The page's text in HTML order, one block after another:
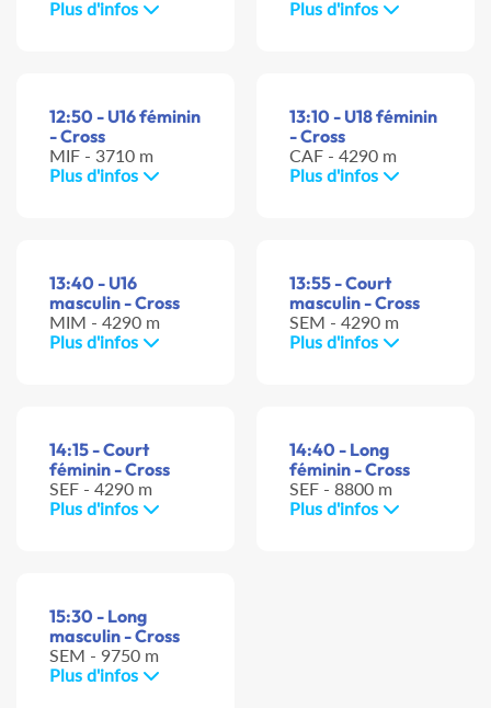
Plus d'infos Plus d'infos
12:50 - U16 féminin
- Cross
MIF - 3710 m
Plus d'infos
13:10 - U18 féminin
- Cross
CAF - 4290 m
Plus d'infos
13:40 - U16
masculin - Cross
MIM - 4290 m
Plus d'infos
13:55 - Court
masculin - Cross
SEM - 4290 m
Plus d'infos
14:15 - Court
féminin - Cross
SEF - 4290 m
Plus d'infos
14:40 - Long
féminin - Cross
SEF - 8800 m
Plus d'infos
15:30 - Long
masculin - Cross
SEM - 9750 m
Plus d'infos